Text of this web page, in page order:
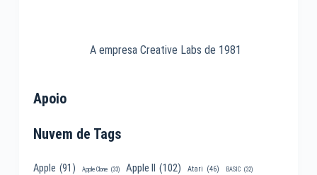
A empresa Creative Labs de 1981
Apoio
Nuvem de Tags
Apple (91) Apple Clone (33) Apple II (102) Atari (46) BASIC (32)